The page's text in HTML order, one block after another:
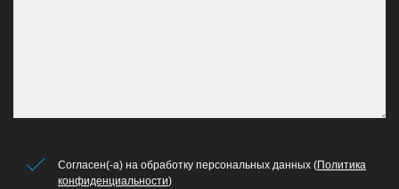
Согласен(-а) на обработку персональных данных (Политика
конфиденциальности)